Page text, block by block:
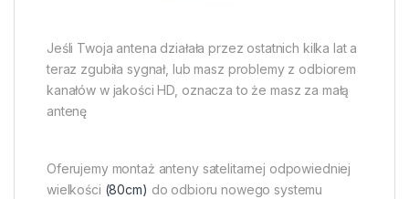
Jeśli Twoja antena działała przez ostatnich kilka lat a
teraz zgubiła sygnał, lub masz problemy z odbiorem
kanałów w jakości HD, oznacza to że masz za małą
antenę
Oferujemy montaż anteny satelitarnej odpowiedniej
wielkości (80cm) do odbioru nowego systemu